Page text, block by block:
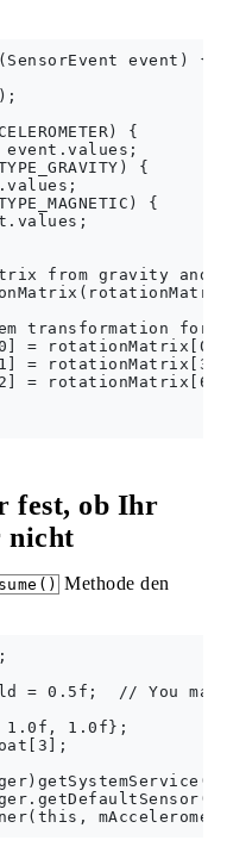
event) {
{
{
{
from gravity and
transformation for
=
=
=
fest, ob Ihr
nicht
Methode den
= 0.5f;  // You
1.0f, 1.0f};